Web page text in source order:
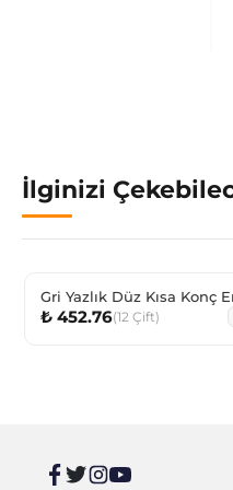
İlginizi
Gri Yazlık Düz Kısa Konç
Çorabı
₺ 452.76(12 Çift)